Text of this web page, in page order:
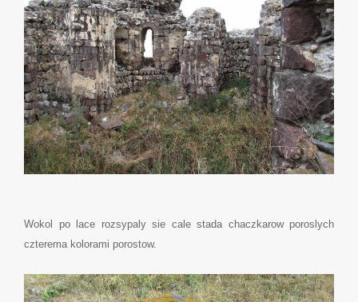
Wokol po lace rozsypaly sie cale stada chaczkarow poroslych
czterema kolorami porostow.